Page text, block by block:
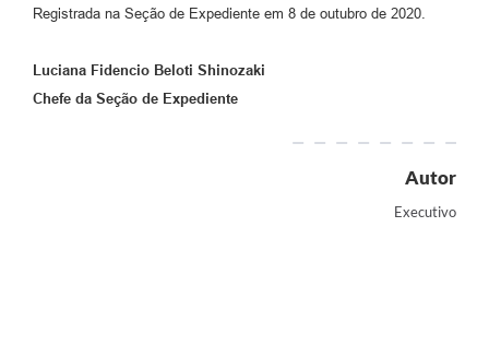
Registrada na Seção de Expediente em 8 de outubro de 2020.
Luciana Fidencio Beloti Shinozaki
Chefe da Seção de Expediente
Autor
Executivo